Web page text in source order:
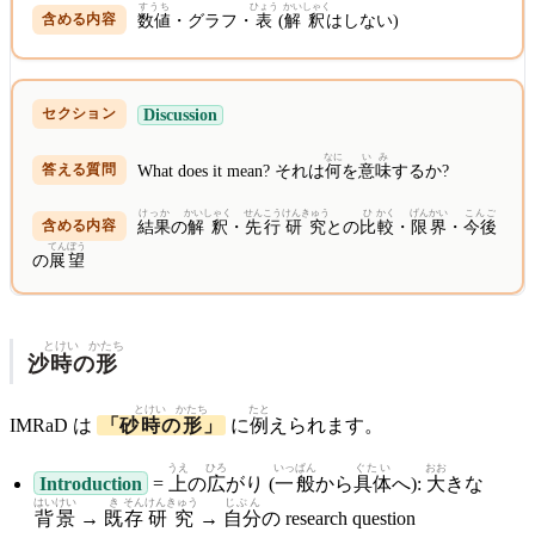
数値
すうち
・グラフ・ 表
ひょう
(解
かい
釈
しゃく
はしない)
Discussion
What does it mean? それは何
なに
を意味
いみ
するか?
結果
けっか
の解釈
かいしゃく
・先行
せんこう
研究
けんきゅう
との比
ひ
較
かく
・ 限
げん
界
かい
・今後
こんご
の展
てん
望
ぼう
沙 時
とけい
の形
かたち
IMRaD は 「砂 時
とけい
の形
かたち
」 に例
たと
えられます。
Introduction = 上
うえ
の広
ひろ
がり (一
いっ
般
ぱん
から具体
ぐたい
へ): 大
おお
きな
背景
はいけい
→ 既
き
存
そん
研究
けんきゅう
→ 自分
じぶん
の research question